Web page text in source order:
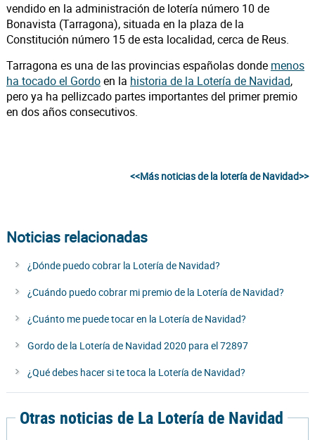
vendido en la administración de lotería número 10 de
Bonavista (Tarragona), situada en la plaza de la
Constitución número 15 de esta localidad, cerca de Reus.
Tarragona es una de las provincias españolas donde menos
ha tocado el Gordoen la historia de la Lotería de Navidad,
pero ya ha pellizcado partes importantes del primer premio
en dos años consecutivos.
<<Más noticias de la lotería de Navidad>>
Noticias relacionadas
¿Dónde puedo cobrar la Lotería de Navidad?
¿Cuándo puedo cobrar mi premio de la Lotería de Navidad?
¿Cuánto me puede tocar en la Lotería de Navidad?
Gordo de la Lotería de Navidad 2020 para el 72897
¿Qué debes hacer si te toca la Lotería de Navidad?
Otras noticias de La Lotería de Navidad